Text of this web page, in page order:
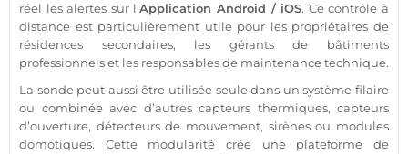
réel les alertes sur l'Application Android / iOS. Ce contrôle à
distance est particulièrement utile pour les propriétaires de
résidences secondaires, les gérants de bâtiments
professionnels et les responsables de maintenance technique.
La sonde peut aussi être utilisée seule dans unsystème filaire
ou combinée avec d’autres capteurs thermiques, capteurs
d’ouverture, détecteurs de mouvement, sirènes ou modules
domotiques. Cette modularité crée une plateforme de